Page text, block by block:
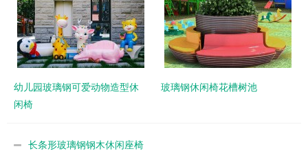
幼儿园玻璃钢可爱动物造型休
闲椅
玻璃钢休闲椅花槽树池
长条形玻璃钢钢木休闲座椅